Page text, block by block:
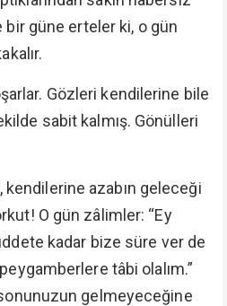
güne erteler ki, o gün
Gözleri kendilerine bile
sabit kalmış. Gönülleri
kendilerine azabın geleceği
O gün zâlimler: “Ey
kadar bize süre ver de
tâbi olalım.”
gelmeyeceğine